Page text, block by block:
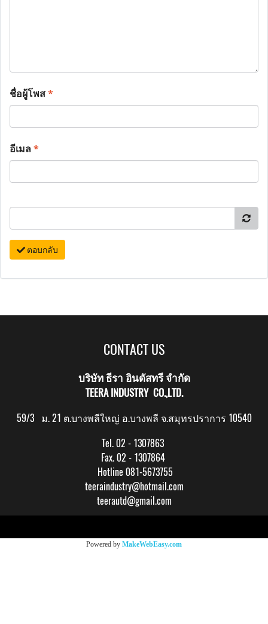
ชื่อผู้โพส*
อีเมล*
ตอบกลับ
CONTACT US
บริษัท ธีรา อินดัสทรี จำกัด
TEERA INDUSTRY CO.,LTD.
59/3 ม. 21 ต.บางพลีใหญ่ อ.บางพลี จ.สมุทรปราการ 10540
Tel. 02 - 1307863
Fax. 02 - 1307864
Hotline 081-5673755
teeraindustry@hotmail.com
teerautd@gmail.com
Powered by MakeWebEasy.com